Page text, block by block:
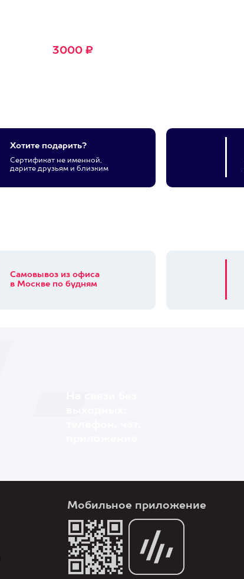
3000 ₽
Хотите подарить?
Сертификат не именной,
дарите друзьям и близким
Самовывоз из офиса
в Москве по будням
Мобильное приложение